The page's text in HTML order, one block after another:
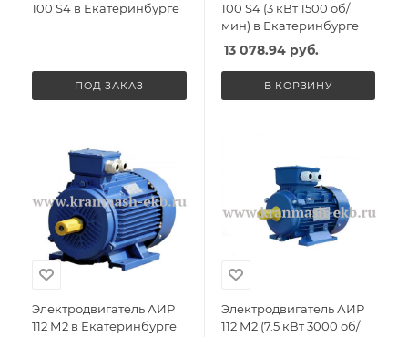
100 S4 в Екатеринбурге
ПОД ЗАКАЗ
100 S4 (3 кВт 1500 об/
мин) в Екатеринбурге
13 078.94руб.
В КОРЗИНУ
Электродвигатель АИР
112 М2 в Екатеринбурге
Электродвигатель АИР
112 М2 (7.5 кВт 3000 об/